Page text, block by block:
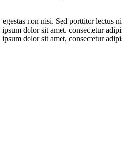
egestas non nisi. Sed porttitor lectus
dolor sit amet, consectetur
dolor sit amet, consectetur